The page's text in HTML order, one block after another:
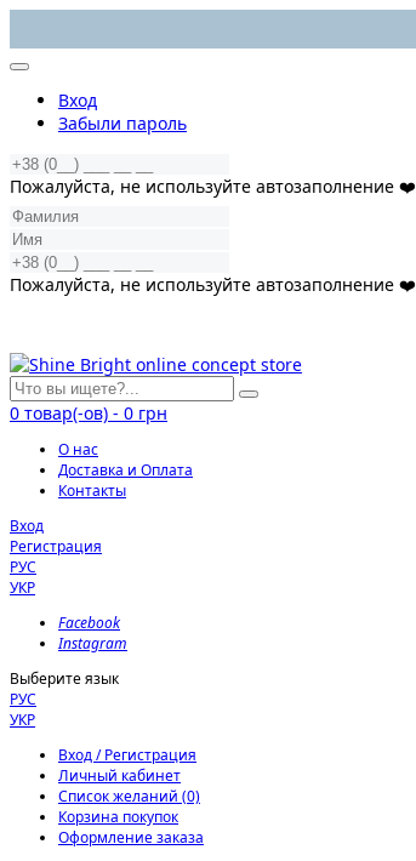
Вход
Забыли пароль
Пожалуйста, не используйте автозаполнение ❤️
Пожалуйста, не используйте автозаполнение ❤️
0 товар(-ов) - 0 грн
О нас
Доставка и Оплата
Контакты
Вход
Регистрация
РУС
УКР
Facebook
Instagram
Выберите язык
РУС
УКР
Вход / Регистрация
Личный кабинет
Список желаний (0)
Корзина покупок
Оформление заказа